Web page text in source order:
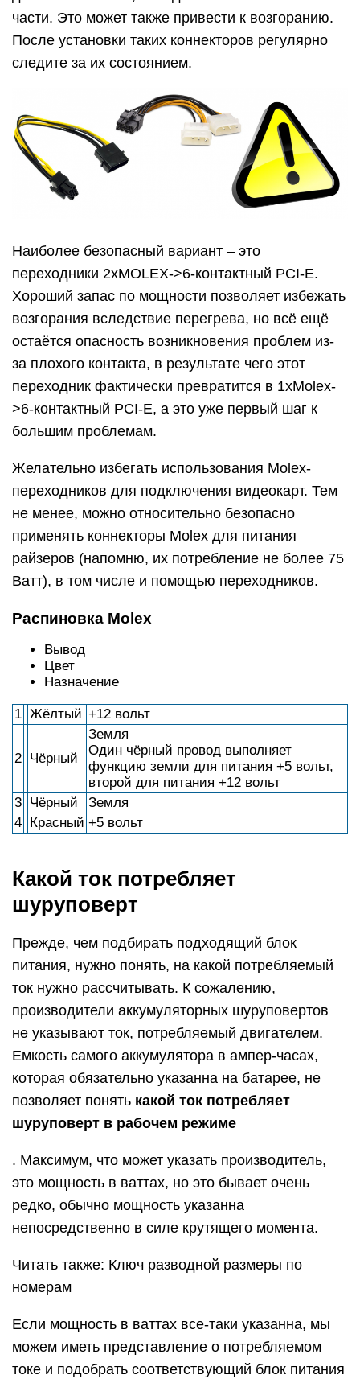
части. Это может также привести к возгоранию.
После установки таких коннекторов регулярно
следите за их состоянием.
Наиболее безопасный вариант – это
переходники 2хMOLEX->6-контактный PCI-E.
Хороший запас по мощности позволяет избежать
возгорания вследствие перегрева, но всё ещё
остаётся опасность возникновения проблем из-
за плохого контакта, в результате чего этот
переходник фактически превратится в 1хMolex-
>6-контактный PCI-E, а это уже первый шаг к
большим проблемам.
Желательно избегать использования Molex-
переходников для подключения видеокарт. Тем
не менее, можно относительно безопасно
применять коннекторы Molex для питания
райзеров (напомню, их потребление не более 75
Ватт), в том числе и помощью переходников.
Распиновка Molex
Вывод
Цвет
Назначение
1 Жёлтый +12 вольт
2 Чёрный
Земля
Один чёрный провод выполняет
функцию земли для питания +5 вольт,
второй для питания +12 вольт
3 Чёрный
Земля
4
Красный +5 вольт
Какой ток потребляет
шуруповерт
Прежде, чем подбирать подходящий блок
питания, нужно понять, на какой потребляемый
ток нужно рассчитывать. К сожалению,
производители аккумуляторных шуруповертов
не указывают ток, потребляемый двигателем.
Емкость самого аккумулятора в ампер-часах,
которая обязательно указанна на батарее, не
позволяет понять какой ток потребляет
шуруповерт в рабочем режиме
. Максимум, что может указать производитель,
это мощность в ваттах, но это бывает очень
редко, обычно мощность указанна
непосредственно в силе крутящего момента.
Читать также: Ключ разводной размеры по
номерам
Если мощность в ваттах все-таки указанна, мы
можем иметь представление о потребляемом
токе и подобрать соответствующий блок питания